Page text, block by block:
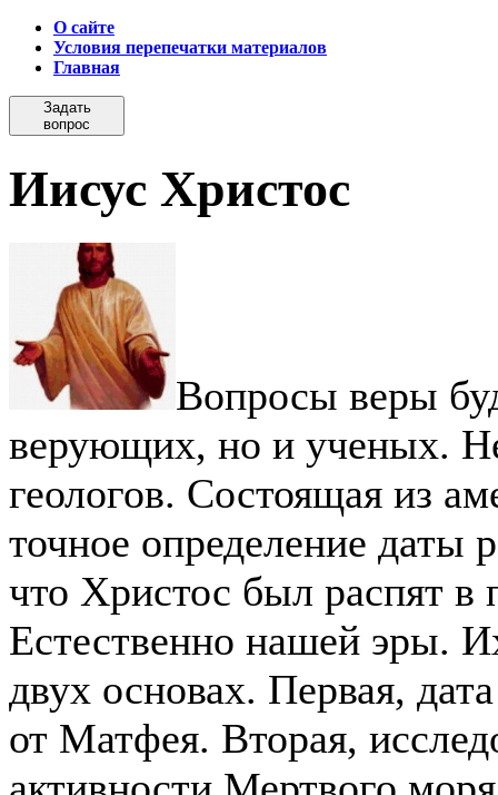
О сайте
Условия перепечатки материалов
Главная
Задать
вопрос
Иисус Христос
Вопросы веры
верующих, но и ученых.
геологов. Состоящая из
точное определение даты
что Христос был распят в
Естественно нашей эры.
двух основах. Первая,
от Матфея. Вторая,